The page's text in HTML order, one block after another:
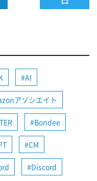
AI
アソシエイト
Bondee
CM
Discord